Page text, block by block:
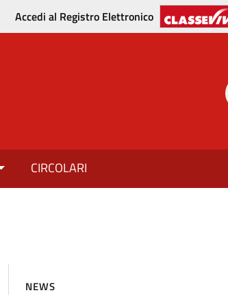
Accedi al Registro Elettronico
CIRCOLARI
NEWS